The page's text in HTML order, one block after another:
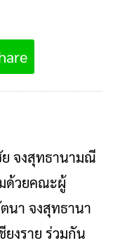
ย จงสุทธานามณี
ด้วยคณะผู้
นา จงสุทธานา
งราย ร่วมกัน